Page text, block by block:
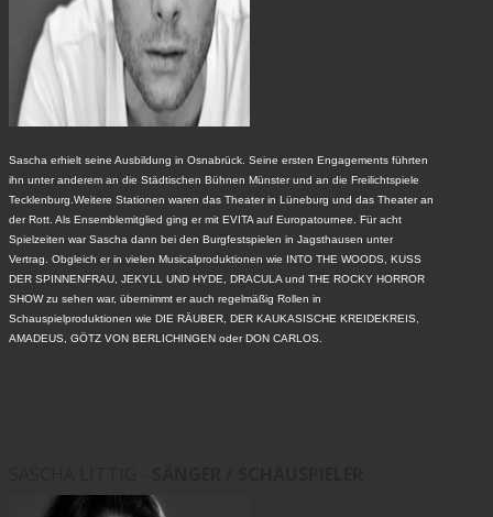
Sascha erhielt seine Ausbildung in Osnabrück. Seine ersten Engagements führten
ihn unter anderem an die Städtischen Bühnen Münster und an die Freilichtspiele
Tecklenburg.Weitere Stationen waren das Theater in Lüneburg und das Theater an
der Rott. Als Ensemblemitglied ging er mit EVITA auf Europatournee. Für acht
Spielzeiten war Sascha dann bei den Burgfestspielen in Jagsthausen unter
Vertrag. Obgleich er in vielen Musicalproduktionen wie INTO THE WOODS, KUSS
DER SPINNENFRAU, JEKYLL UND HYDE, DRACULA und THE ROCKY HORROR
SHOW zu sehen war, übernimmt er auch regelmäßig Rollen in
Schauspielproduktionen wie DIE RÄUBER, DER KAUKASISCHE KREIDEKREIS,
AMADEUS, GÖTZ VON BERLICHINGEN oder DON CARLOS.